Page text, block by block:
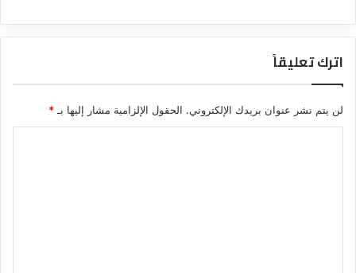
اترك تعليقاً
لن يتم نشر عنوان بريدك الإلكتروني. الحقول الإلزامية مشار إليها بـ *